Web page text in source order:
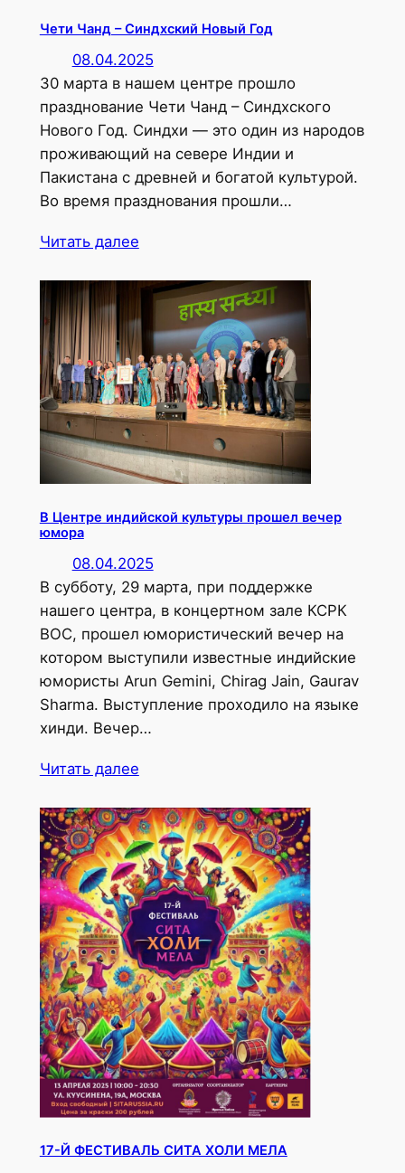
Чети Чанд – Синдхский Новый Год
08.04.2025
30 марта в нашем центре прошло
празднование Чети Чанд – Синдхского
Нового Год. Синдхи — это один из народов
проживающий на севере Индии и
Пакистана с древней и богатой культурой.
Во время празднования прошли…
Читать далее
В Центре индийской культуры прошел вечер
юмора
08.04.2025
В субботу, 29 марта, при поддержке
нашего центра, в концертном зале КСРК
ВОС, прошел юмористический вечер на
котором выступили известные индийские
юмористы Arun Gemini, Chirag Jain, Gaurav
Sharma. Выступление проходило на языке
хинди. Вечер…
Читать далее
17-Й ФЕСТИВАЛЬ СИТА ХОЛИ МЕЛА